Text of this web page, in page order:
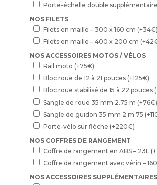
Porte-échelle double supplémentaire
NOS FILETS
Filets en maille – 300 x 160 cm (+34€)
Filets en maille – 400 x 200 cm (+42
NOS ACCESSOIRES MOTOS / VÉLOS
Rail moto (+75€)
Bloc roue de 12 à 21 pouces (+125€)
Bloc roue stabilisé de 15 à 22 pouces
Sangle de roue 35 mm 2.75 m (+76€)
Sangle de guidon 35 mm 2 m 75 (+
Porte-vélo sur flèche (+220€)
NOS COFFRES DE RANGEMENT
Coffre de rangement en ABS – 23L (+
Coffre de rangement avec vérin –
NOS ACCESSOIRES SUPPLÉMENTAIRES